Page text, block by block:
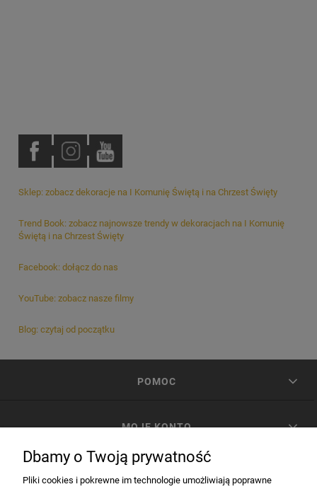
Sklep: zobacz dekoracje na I Komunię Świętą i na Chrzest Święty
Trend Book: zobacz najnowsze trendy w dekoracjach na I Komunię
Świętą i na Chrzest Święty
Facebook: dołącz do nas
YouTube: zobacz nasze filmy
Blog: czytaj od początku
POMOC
MOJE KONTO
Dbamy o Twoją prywatność
Pliki cookies i pokrewne im technologie umożliwiają poprawne